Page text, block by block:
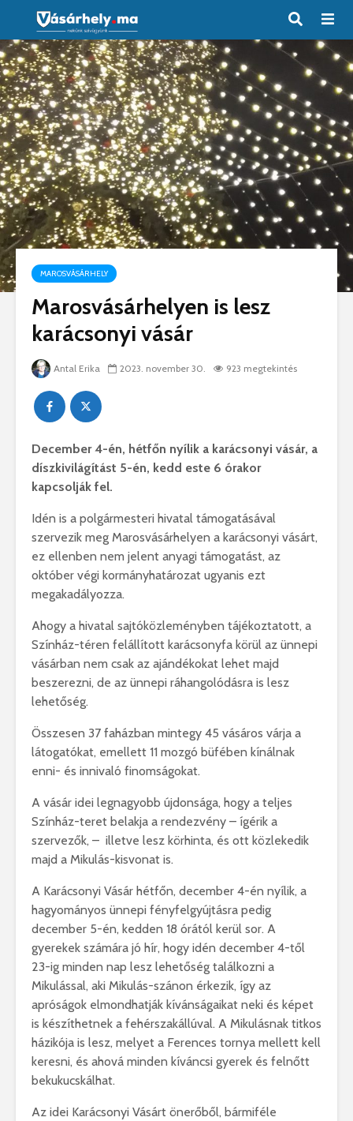
MAROSVÁSÁRHELY
Marosvásárhelyen is lesz
karácsonyi vásár
Antal Erika 2023. november 30. 923 megtekintés
December 4-én, hétfőn nyílik a karácsonyi vásár, a
díszkivilágítást 5-én, kedd este 6 órakor
kapcsolják fel.
Idén is a polgármesteri hivatal támogatásával
szervezik meg Marosvásárhelyen a karácsonyi vásárt,
ez ellenben nem jelent anyagi támogatást, az
október végi kormányhatározat ugyanis ezt
megakadályozza.
Ahogy a hivatal sajtóközleményben tájékoztatott, a
Színház-téren felállított karácsonyfa körül az ünnepi
vásárban nem csak az ajándékokat lehet majd
beszerezni, de az ünnepi ráhangolódásra is lesz
lehetőség.
Összesen 37 faházban mintegy 45 vásáros várja a
látogatókat, emellett 11 mozgó büfében kínálnak
enni- és innivaló finomságokat.
A vásár idei legnagyobb újdonsága, hogy a teljes
Színház-teret belakja a rendezvény – ígérik a
szervezők, – illetve lesz körhinta, és ott közlekedik
majd a Mikulás-kisvonat is.
A Karácsonyi Vásár hétfőn, december 4-én nyílik, a
hagyományos ünnepi fényfelgyújtásra pedig
december 5-én, kedden 18 órától kerül sor. A
gyerekek számára jó hír, hogy idén december 4-től
23-ig minden nap lesz lehetőség találkozni a
Mikulással, aki Mikulás-szánon érkezik, így az
apróságok elmondhatják kívánságaikat neki és képet
is készíthetnek a fehérszakállúval. A Mikulásnak titkos
házikója is lesz, melyet a Ferences tornya mellett kell
keresni, és ahová minden kíváncsi gyerek és felnőtt
bekukucskálhat.
Az idei Karácsonyi Vásárt önerőből, bármiféle